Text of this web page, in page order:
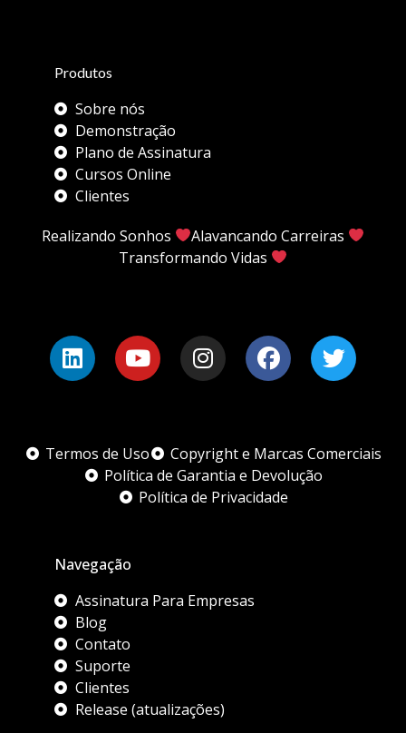
Produtos
Sobre nós
Demonstração
Plano de Assinatura
Cursos Online
Clientes
Realizando Sonhos
Alavancando Carreiras
Transformando Vidas
Termos de Uso
Copyright e Marcas Comerciais
Política de Garantia e Devolução
Política de Privacidade
Navegação
Assinatura Para Empresas
Blog
Contato
Suporte
Clientes
Release (atualizações)